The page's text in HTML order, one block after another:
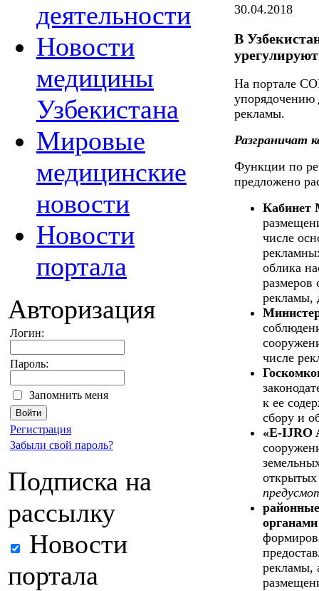
деятельности
Новости
медицины
Узбекистана
Мировые
медицинские
новости
Новости
портала
Авторизация
Логин:
Пароль:
Запомнить меня
Регистрация
Забыли свой пароль?
Подписка на
рассылку
Новости
портала
30.04.2018
В
урегулируют
На портале
упорядочению
рекламы.
Разграничат
Функции по
предложено
Кабинет
числе
облика
размеров
рекламы,
числе
к ее
сбору и
«E-IJRO
рекламы,